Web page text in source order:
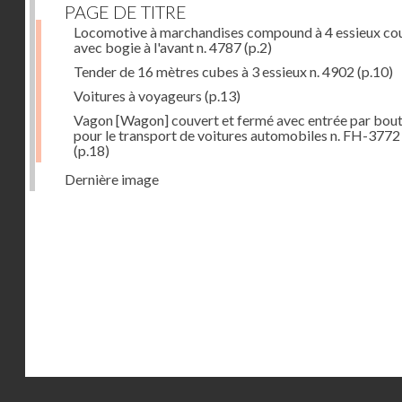
PAGE DE TITRE
Locomotive à marchandises compound à 4 essieux
avec bogie à l'avant n. 4787(p.2)
Tender de 16 mètres cubes à 3 essieux n. 4902 (p.10)
Voitures à voyageurs (p.13)
Vagon [Wagon] couvert et fermé avec entrée par
pour le transport de voitures automobiles n. FH-3772
(p.18)
Dernière image